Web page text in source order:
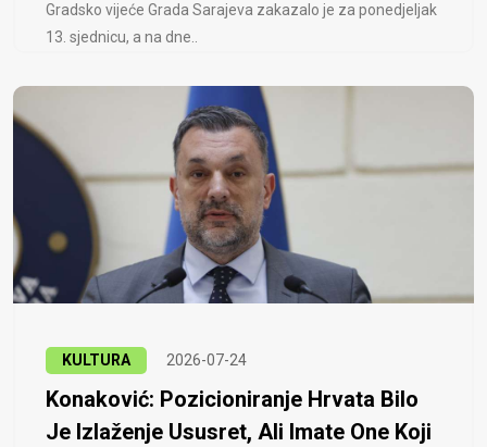
Gradsko vijeće Grada Sarajeva zakazalo je za ponedjeljak
13. sjednicu, a na dne..
KULTURA 2026-07-24
Konaković: Pozicioniranje Hrvata Bilo
Je Izlaženje Ususret, Ali Imate One Koji